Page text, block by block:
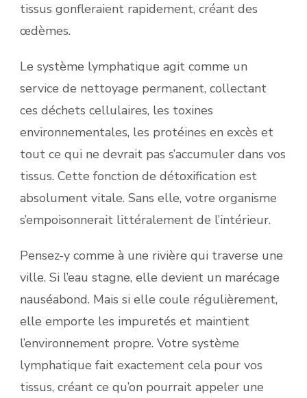
tissus gonfleraient rapidement, créant des
œdèmes.
Le système lymphatique agit comme un
service de nettoyage permanent, collectant
ces déchets cellulaires, les toxines
environnementales, les protéines en excès et
tout ce qui ne devrait pas s’accumuler dans vos
tissus. Cette fonction de détoxification est
absolument vitale. Sans elle, votre organisme
s’empoisonnerait littéralement de l’intérieur.
Pensez-y comme à une rivière qui traverse une
ville. Si l’eau stagne, elle devient un marécage
nauséabond. Mais si elle coule régulièrement,
elle emporte les impuretés et maintient
l’environnement propre. Votre système
lymphatique fait exactement cela pour vos
tissus, créant ce qu’on pourrait appeler une